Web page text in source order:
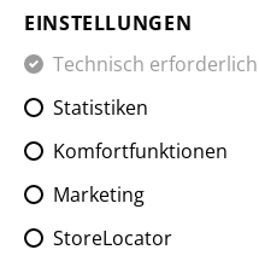
BURGENLAND
EINSTELLUNGEN
Technisch erforderlich
Statistiken
Komfortfunktionen
Marketing
StoreLocator